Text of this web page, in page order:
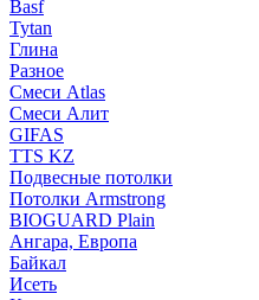
Basf
Tytan
Глина
Разное
Смеси Atlas
Смеси Алит
GIFAS
TTS KZ
Подвесные потолки
Потолки Armstrong
BIOGUARD Plain
Ангара, Европа
Байкал
Исеть